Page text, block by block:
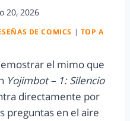
20, 2026
DE COMICS | TOP A
el mimo que
Yojimbot – 1: Silencio
directamente por
preguntas en el aire